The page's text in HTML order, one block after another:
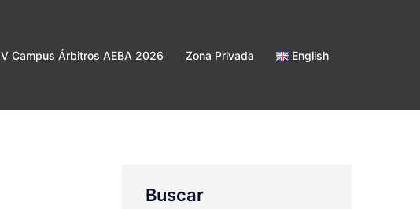
V Campus Árbitros AEBA 2026 Zona Privada English
Buscar